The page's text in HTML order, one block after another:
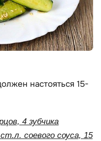
настояться 15-
4 зубчика
соевого соуса, 15